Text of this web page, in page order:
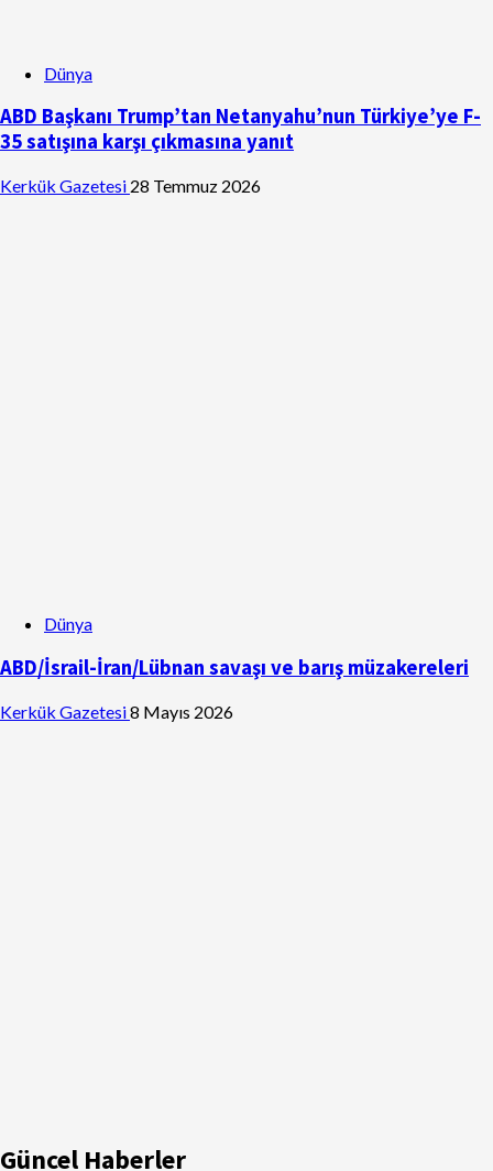
Dünya
ABD Başkanı Trump’tan Netanyahu’nun Türkiye’ye F-
35 satışına karşı çıkmasına yanıt
Kerkük Gazetesi 28 Temmuz 2026
Dünya
ABD/İsrail-İran/Lübnan savaşı ve barış müzakereleri
Kerkük Gazetesi8 Mayıs 2026
Güncel Haberler